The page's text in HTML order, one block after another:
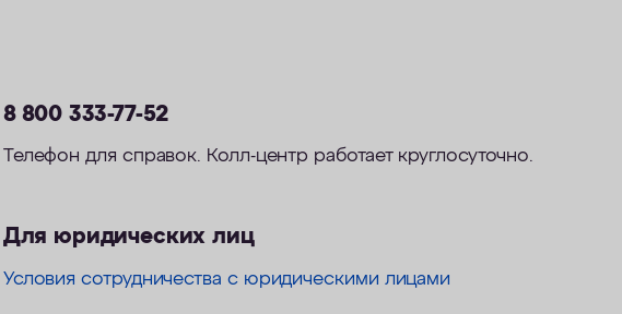
8 800 333-77-52
Телефон для справок. Колл-центр работает круглосуточно.
Для юридических лиц
Условия сотрудничества с юридическими лицами